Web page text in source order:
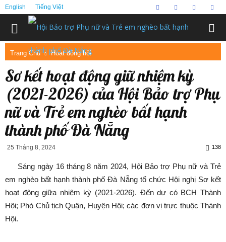
English Tiếng Việt
Trang Chủ Hoạt động hội
Sơ kết hoạt động giữ nhiệm kỳ
(2021-2026) của Hội Bảo trợ Phụ
nữ và Trẻ em nghèo bất hạnh
thành phố Đà Nẵng
25 Tháng 8, 2024 138
Sáng ngày 16 tháng 8 năm 2024, Hội Bảo trợ Phụ nữ và Trẻ
em nghèo bất hạnh thành phố Đà Nẵng tổ chức Hội nghị Sơ kết
hoạt động giữa nhiệm kỳ (2021-2026). Đến dự có BCH Thành
Hội; Phó Chủ tịch Quận, Huyện Hội; các đơn vị trực thuộc Thành
Hội.